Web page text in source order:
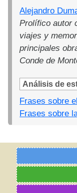
Alejandro
Prolífico autor
viajes y
principales
Conde de
Análisis de
Frases sobre
Frases sobre